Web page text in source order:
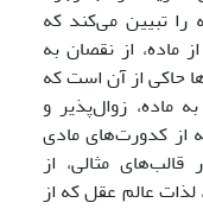
تبیین می‌کند که
ماده، از نقصان به
حاکی از آن است که
ماده، زوال‌پذیر و
از کدورت‌های مادی
مثالی، از
عالم عقل که از